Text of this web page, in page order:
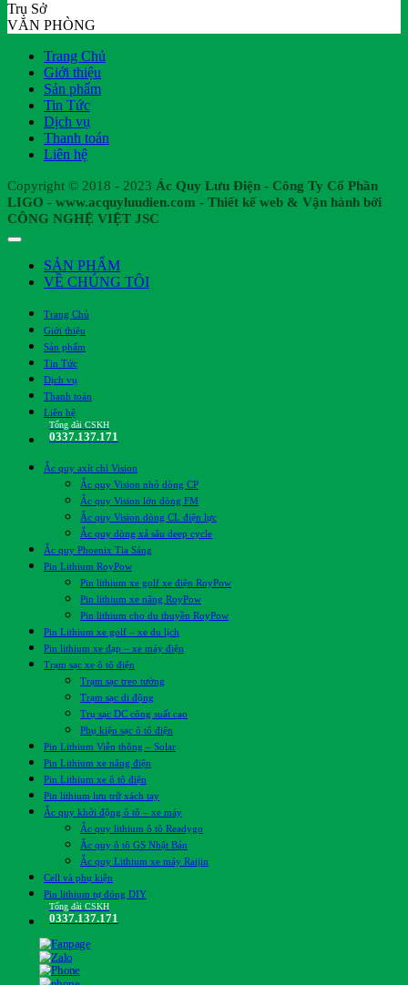
Trụ Sở
VĂN PHÒNG
Trang Chủ
Giới thiệu
Sản phẩm
Tin Tức
Dịch vụ
Thanh toán
Liên hệ
Copyright © 2018 - 2023 Ác Quy Lưu Điện - Công Ty Cổ Phần
LIGO - www.acquyluudien.com - Thiết kế web & Vận hành bởi
CÔNG NGHỆ VIỆT JSC
SẢN PHẨM
VỀ CHÚNG TÔI
Trang Chủ
Giới thiệu
Sản phẩm
Tin Tức
Dịch vụ
Thanh toán
Liên hệ
Tổng đài CSKH
0337.137.171
Ắc quy axít chì Vision
Ắc quy Vision nhỏ dòng CP
Ắc quy Vision lớn dòng FM
Ắc quy Vision dòng CL điện lực
Ắc quy dòng xả sâu deep cycle
Ắc quy Phoenix Tia Sáng
Pin Lithium RoyPow
Pin lithium xe golf xe điện RoyPow
Pin lithium xe nâng RoyPow
Pin lithium cho du thuyền RoyPow
Pin Lithium xe golf – xe du lịch
Pin lithium xe đạp – xe máy điện
Trạm sạc xe ô tô điện
Trạm sạc treo tường
Trạm sạc di động
Trụ sạc DC công suất cao
Phụ kiện sạc ô tô điện
Pin Lithium Viễn thông – Solar
Pin Lithium xe nâng điện
Pin Lithium xe ô tô điện
Pin lithium lưu trữ xách tay
Ắc quy khởi động ô tô – xe máy
Ắc quy lithium ô tô Readygo
Ắc quy ô tô GS Nhật Bản
Ắc quy Lithium xe máy Raijin
Cell và phụ kiện
Pin lithium tự đóng DIY
Tổng đài CSKH
0337.137.171